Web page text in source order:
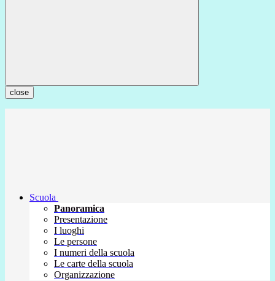
close
Scuola
Panoramica
Presentazione
I luoghi
Le persone
I numeri della scuola
Le carte della scuola
Organizzazione